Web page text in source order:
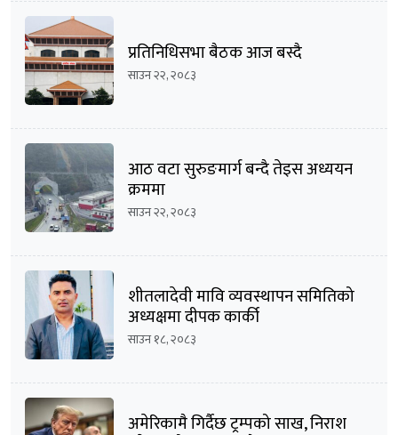
प्रतिनिधिसभा बैठक आज बस्दै
साउन २२, २०८३
आठ वटा सुरुङमार्ग बन्दै तेइस अध्ययन
क्रममा
साउन २२, २०८३
शीतलादेवी मावि व्यवस्थापन समितिको
अध्यक्षमा दीपक कार्की
साउन १८, २०८३
अमेरिकामै गिर्दैछ ट्रम्पको साख, निराश